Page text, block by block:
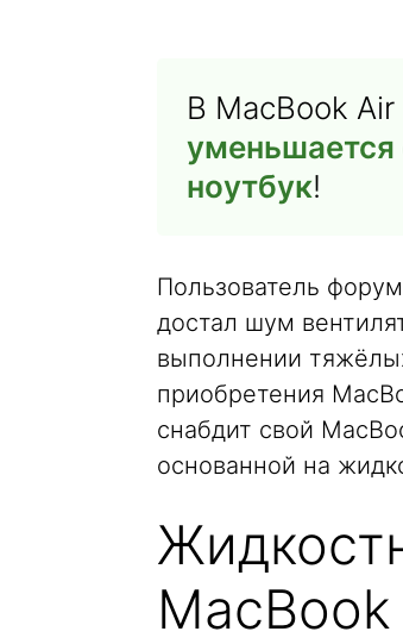
В MacBook Air
уменьшается
ноутбук!
Пользователь
достал шум
выполнении
приобретения
снабдит свой
основанной на
MacBook